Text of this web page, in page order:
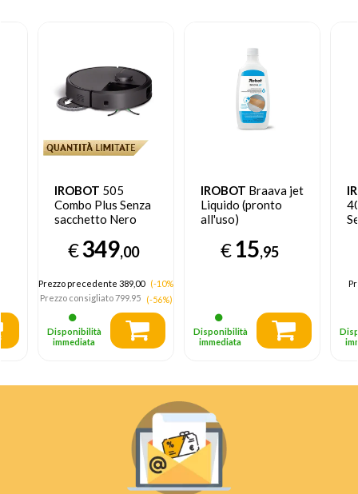
IROBOT 505
Combo Plus Senza
sacchetto Nero
€349,00
Prezzo precedente 389,00 (-10%)
Prezzo consigliato799.95 (-56%)
Disponibilità
immediata
IROBOT Braava jet
Liquido (pronto
all'uso)
€15,95
Disponibilità
immediata